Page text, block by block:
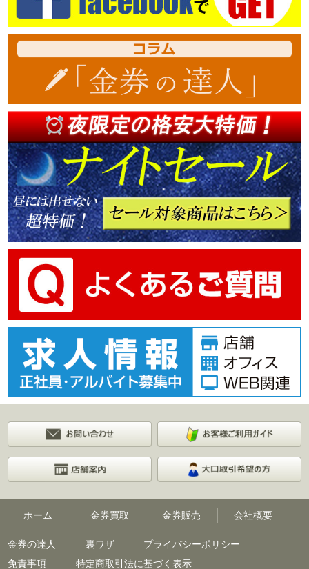
ホーム 金券買取 金券販売 会社概要
金券の達人 裏ワザ
プライバシーポリシー
免責事項
特定商取引法に基づく表示